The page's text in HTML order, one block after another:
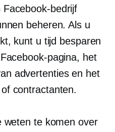
bedrijf
beheren. Als u
kunt u tijd besparen
pagina, het
advertenties en het
contractanten.
weten te komen over